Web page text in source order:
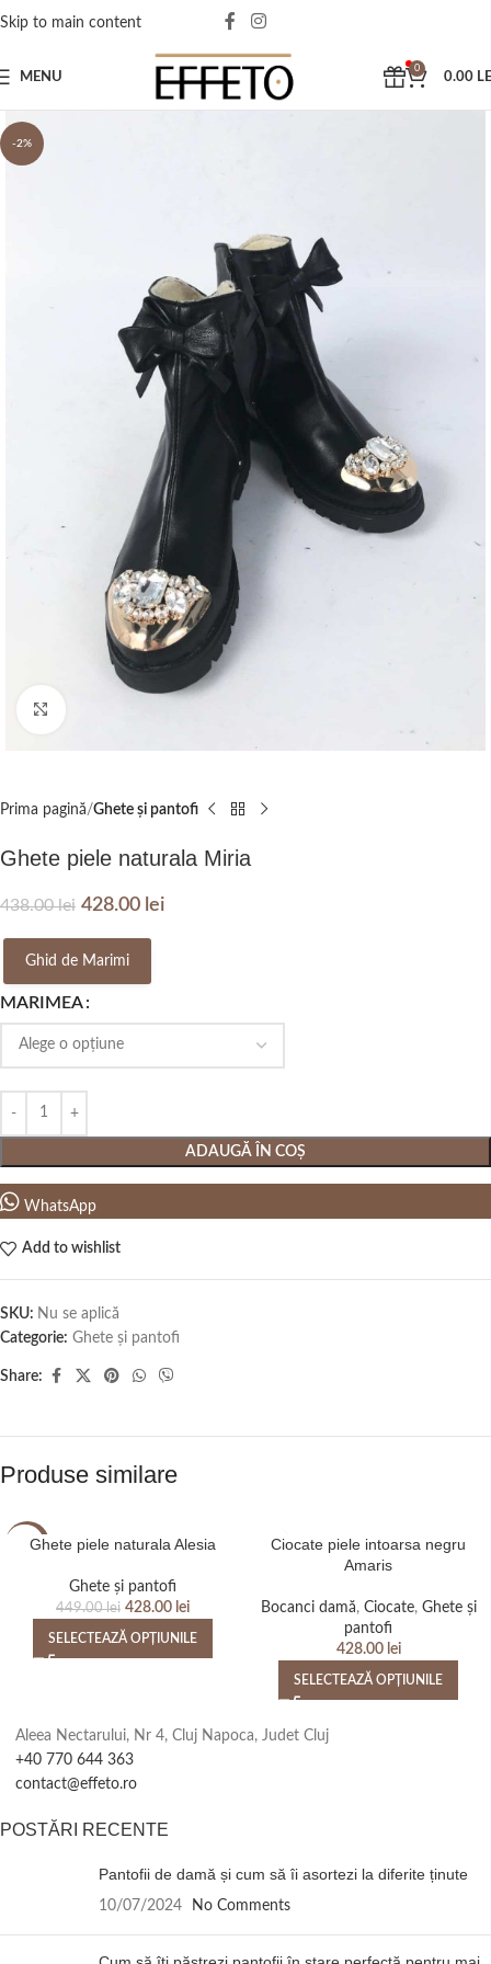
Skip to main content
MENU
0
0.00
-2%
Prima pagină Ghete și pantofi
Ghete piele naturala Miria
438.00lei 428.00 lei
Ghid de Marimi
MARIMEA
ADAUGĂ ÎN COȘ
WhatsApp
Add to wishlist
SKU: Nu se aplică
Categorie: Ghete și pantofi
Share:
Produse similare
-5%Ghete piele naturala Alesia
Ghete și pantofi
449.00lei 428.00 lei
SELECTEAZĂ OPȚIUNILE
Ciocate piele intoarsa negru
Amaris
Bocanci damă, Ciocate, Ghete și
pantofi
428.00 lei
SELECTEAZĂ OPȚIUNILE
Aleea Nectarului, Nr 4, Cluj Napoca, Judet Cluj
+40 770 644 363
contact@effeto.ro
POSTĂRI RECENTE
Pantofii de damă și cum să îi asortezi la diferite ținute
10/07/2024 No Comments